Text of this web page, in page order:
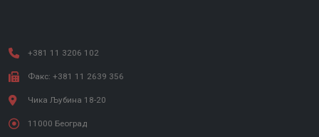
+381 11 3206 102
Факс: +381 11 2639 356
Чика Љубина 18-20
11000 Београд